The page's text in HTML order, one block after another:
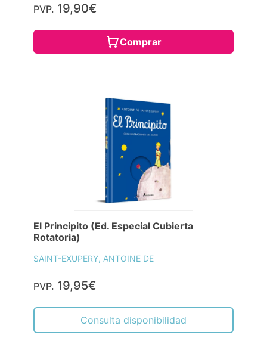
PVP. 19,90€
Comprar
El Principito (Ed. Especial Cubierta
Rotatoria)
SAINT-EXUPERY, ANTOINE DE
PVP. 19,95€
Consulta disponibilidad